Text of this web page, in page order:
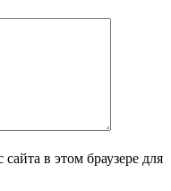
в этом браузере для